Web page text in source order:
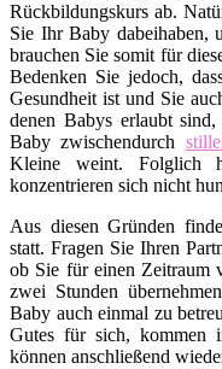
Rückbildungskurs ab.
Sie Ihr Baby dabeihaben,
brauchen Sie somit für
Bedenken Sie jedoch,
Gesundheit ist und Sie
denen Babys erlaubt
Baby zwischendurch
Kleine weint. Folglich
konzentrieren sich nicht
Aus diesen Gründen
statt. Fragen Sie Ihren
ob Sie für einen Zeitraum
zwei Stunden
Baby auch einmal zu
Gutes für sich, kommen
können anschließend